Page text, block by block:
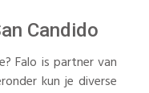
Candido
Falo is partner van
kun je diverse